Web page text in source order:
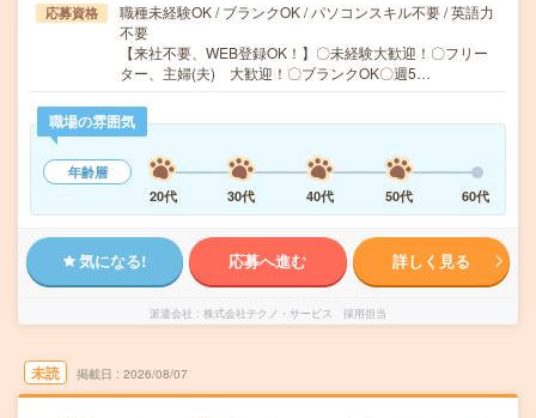
応募資格
職種未経験OK / ブランクOK / パソコンスキル不要 / 英語力
不要
【来社不要、WEB登録OK！】〇未経験大歓迎！〇フリー
ター、主婦(夫) 大歓迎！〇ブランクOK〇週5…
職場の雰囲気
年齢層
20代
30代 40代 50代 60代
気になる! 応募へ進む 詳しく見る
派遣会社 株式会社テクノ・サービス 採用担当
未読 掲載日 2026/08/07